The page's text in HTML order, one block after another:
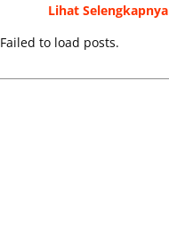
Lihat Selengkapnya
Failed to load posts.